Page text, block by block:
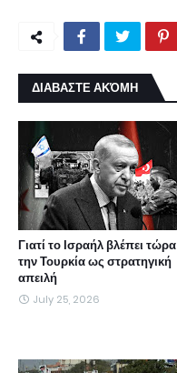
ΔΙΑΒΑΣΤΕ ΑΚΌΜΗ
Γιατί το Ισραήλ βλέπει τώρα
την Τουρκία ως στρατηγική
απειλή
July 25, 2026